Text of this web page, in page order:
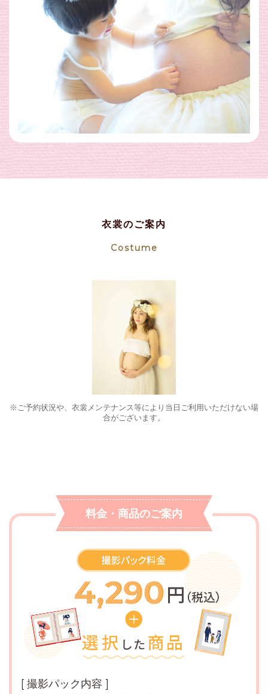
衣裳のご案内
Costume
※ご予約状況や、衣裳メンテナンス等により当日ご利用いただけない場
合がございます。
料金・商品のご案内
[ 撮影パック内容 ]